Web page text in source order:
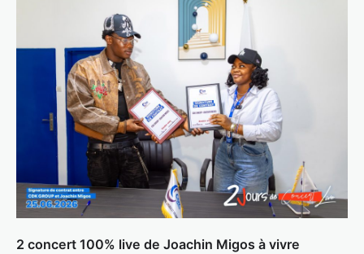
2 concert 100% live de Joachin Migos à vivre